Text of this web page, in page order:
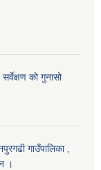
को गुनासो
गाउँपालिका ,
।